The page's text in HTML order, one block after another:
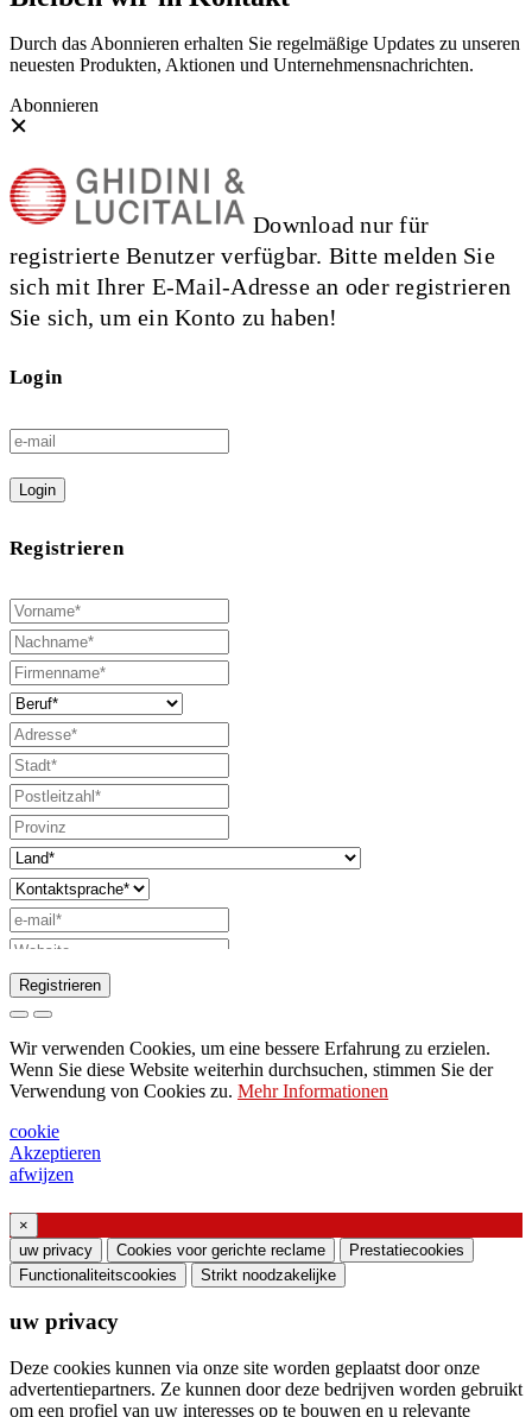
Durch das Abonnieren erhalten Sie regelmäßige Updates zu unseren
neuesten Produkten, Aktionen und Unternehmensnachrichten.
Abonnieren
Download nur für
registrierte Benutzer verfügbar. Bitte melden Sie
sich mit Ihrer E-Mail-Adresse an oder registrieren
Sie sich, um ein Konto zu haben!
Login
Login
Registrieren
Anfrage zum Senden des Katalogs
Bitte wenden Sie sich an Ihren
Vertriebsmitarbeiter
Bitte um Unterstützung oder Lichtdesign
Anfrage für Webinar oder Schulung zu
Einverständniserklärung (Artikel 7 der EU-
Verordnung Nr. 2016/679)
Ich erkläre, dass ich die Informationen zur
Verarbeitung personenbezogener Daten gelesen
habe und der Verarbeitung meiner
Registrieren
Wir verwenden Cookies, um eine bessere Erfahrung zu erzielen.
Wenn Sie diese Website weiterhin durchsuchen, stimmen Sie der
Verwendung von Cookies zu. Mehr Informationen
cookie
Akzeptieren
afwijzen
×
uw privacy
Cookies voor gerichte reclame
Prestatiecookies
Functionaliteitscookies
Strikt noodzakelijke
uw privacy
Deze cookies kunnen via onze site worden geplaatst door onze
advertentiepartners. Ze kunnen door deze bedrijven worden gebruikt
om een ​​profiel van uw interesses op te bouwen en u relevante